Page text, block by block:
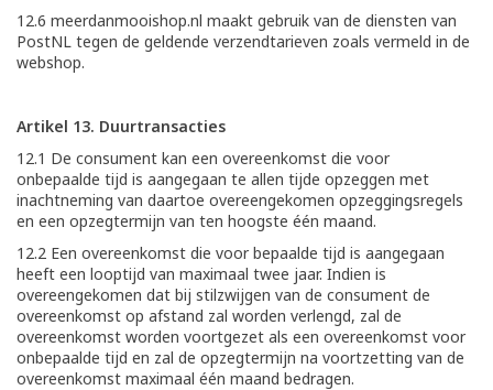
12.6 meerdanmooishop.nl maakt gebruik van de diensten van
PostNL tegen de geldende verzendtarieven zoals vermeld in de
webshop.
Artikel 13. Duurtransacties
12.1 De consument kan een overeenkomst die voor
onbepaalde tijd is aangegaan te allen tijde opzeggen met
inachtneming van daartoe overeengekomen opzeggingsregels
en een opzegtermijn van ten hoogste één maand.
12.2 Een overeenkomst die voor bepaalde tijd is aangegaan
heeft een looptijd van maximaal twee jaar. Indien is
overeengekomen dat bij stilzwijgen van de consument de
overeenkomst op afstand zal worden verlengd, zal de
overeenkomst worden voortgezet als een overeenkomst voor
onbepaalde tijd en zal de opzegtermijn na voortzetting van de
overeenkomst maximaal één maand bedragen.